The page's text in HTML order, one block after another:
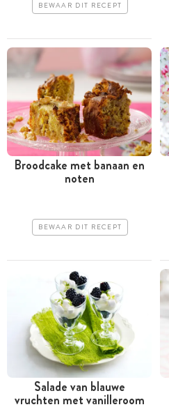
BEWAAR DIT RECEPT
Broodcake met banaan en
noten
BEWAAR DIT RECEPT
Salade van blauwe
vruchten met vanilleroom